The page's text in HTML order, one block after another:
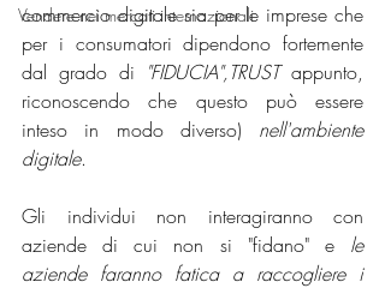
Vendere nei mercati internazionali
commercio digitale sia per le imprese che
per i consumatori dipendono fortemente
dal grado di "FIDUCIA",TRUST appunto,
riconoscendo che questo può essere
inteso in modo diverso) nell'ambiente
digitale.
Gli individui non interagiranno con
aziende di cui non si "fidano" e le
aziende faranno fatica a raccogliere i